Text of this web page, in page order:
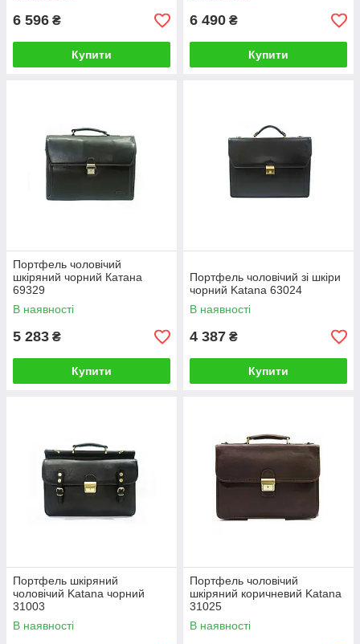
6 596 ₴
Купити
6 490 ₴
Купити
Портфель чоловічий
шкіряний чорний Катана
69329
В наявності
5 283 ₴
Купити
Портфель чоловічий зі шкіри
чорний Katana 63024
В наявності
4 387 ₴
Купити
Портфель шкіряний
чоловічий Katana чорний
31003
В наявності
Портфель чоловічий
шкіряний коричневий Katana
31025
В наявності